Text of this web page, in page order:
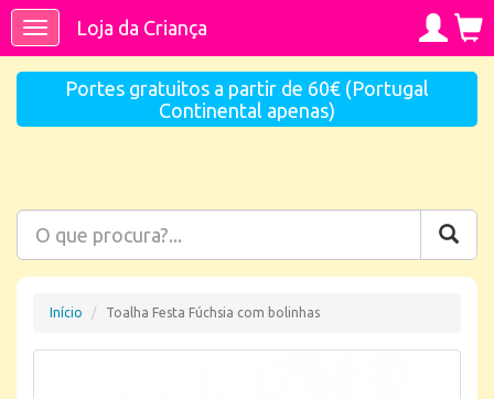
ToggleLoja da Criança
Portes gratuitos a partir de 60€ (Portugal
Continental apenas)
Início Toalha Festa Fúchsia com bolinhas